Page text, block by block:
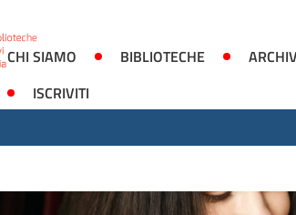
CHI SIAMO BIBLIOTECHE
ISCRIVITI